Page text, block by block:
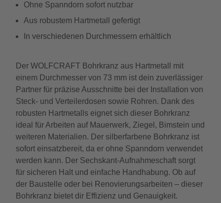
Ohne Spanndorn sofort nutzbar
Aus robustem Hartmetall gefertigt
In verschiedenen Durchmessern erhältlich
Der WOLFCRAFT Bohrkranz aus Hartmetall mit
einem Durchmesser von 73 mm ist dein zuverlässiger
Partner für präzise Ausschnitte bei der Installation von
Steck- und Verteilerdosen sowie Rohren. Dank des
robusten Hartmetalls eignet sich dieser Bohrkranz
ideal für Arbeiten auf Mauerwerk, Ziegel, Bimstein und
weiteren Materialien. Der silberfarbene Bohrkranz ist
sofort einsatzbereit, da er ohne Spanndorn verwendet
werden kann. Der Sechskant-Aufnahmeschaft sorgt
für sicheren Halt und einfache Handhabung. Ob auf
der Baustelle oder bei Renovierungsarbeiten – dieser
Bohrkranz bietet dir Effizienz und Genauigkeit.